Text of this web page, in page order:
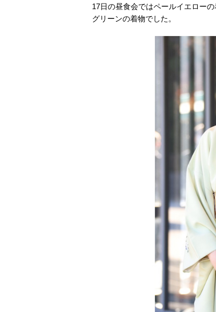
17日の昼食会ではペールイエロー
グリーンの着物でした。